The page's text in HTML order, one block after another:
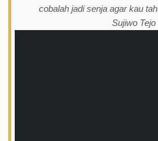
cobalah jadi senja agar kau
Sujiwo Tejo